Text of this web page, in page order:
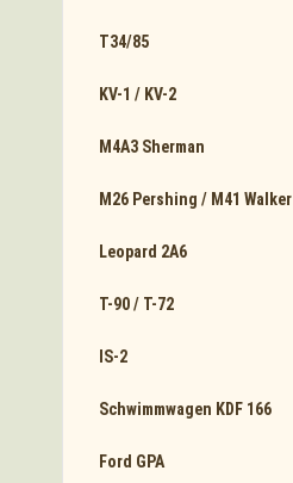
T34/85
KV-1 / KV-2
M4A3 Sherman
M26 Pershing / M41 Walker
Leopard 2A6
T-90 / T-72
IS-2
Schwimmwagen KDF 166
Ford GPA